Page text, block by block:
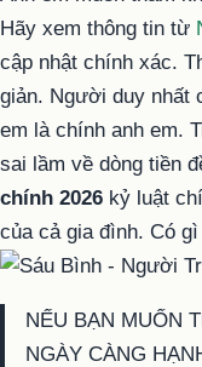
Hãy xem thông tin từ
cập nhật chính xác.
giản. Người duy nhất
em là chính anh em.
sai lầm về dòng tiền
chính 2026 kỷ luật
của cả gia đình. Có
NẾU BẠN MUỐN
NGÀY CÀNG